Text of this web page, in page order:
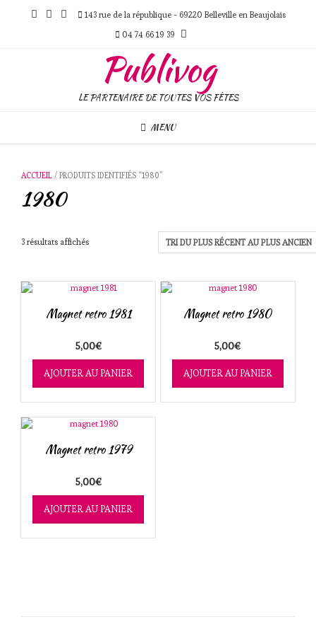
143 rue de la république - 69220 Belleville en Beaujolais
04 74 66 19 39
Publivog
LE PARTENAIRE DE TOUTES VOS FÊTES
MENU
ACCUEIL / PRODUITS IDENTIFIÉS “1980”
1980
3 résultats affichésTrié
récent
au
ancien
Magnet retro 1981
5,00€
AJOUTER AU PANIER
Magnet retro 1980
5,00€
AJOUTER AU PANIER
Magnet retro 1979
5,00€
AJOUTER AU PANIER